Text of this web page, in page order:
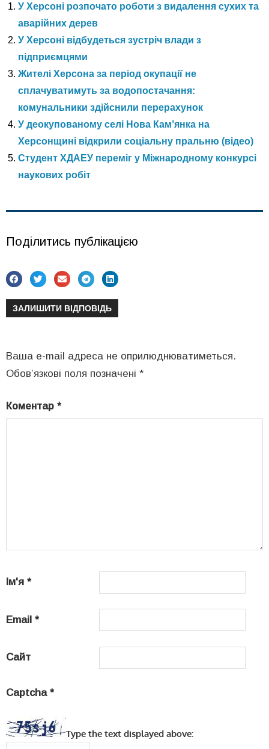
У Херсоні розпочато роботи з видалення сухих та
аварійних дерев
У Херсоні відбудеться зустріч влади з
підприємцями
Жителі Херсона за період окупації не
сплачуватимуть за водопостачання:
комунальники здійснили перерахунок
У деокупованому селі Нова Кам’янка на
Херсонщині відкрили соціальну пральню (відео)
Студент ХДАЕУ переміг у Міжнародному конкурсі
наукових робіт
Поділитись публікацією
ЗАЛИШИТИ ВІДПОВІДЬ
Ваша e-mail адреса не оприлюднюватиметься.
Обов’язкові поля позначені *
Коментар *
Ім'я *
Email *
Сайт
Captcha *
Type the text displayed above: